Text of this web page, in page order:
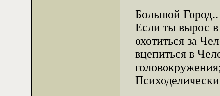
Большой
Если ты вырос
охотиться за
вцепиться в